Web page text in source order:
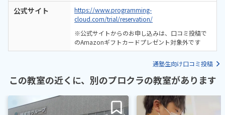
公式サイト
https://www.programming-
cloud.com/trial/reservation/
※公式サイトからのお申し込みは、口コミ投稿で
のAmazonギフトカードプレゼント対象外です
通塾生向け口コミ投稿
この教室の近くに、別のプロクラの教室があります